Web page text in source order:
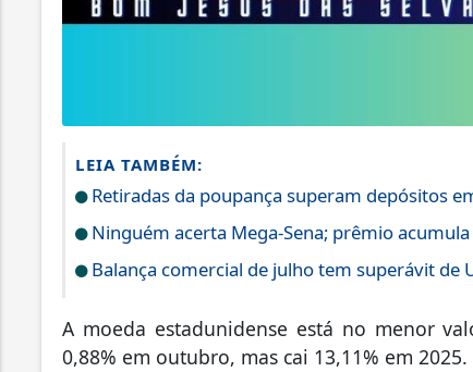
LEIA TAMBÉM:
Retiradas da poupança superam depósitos
Ninguém acerta Mega-Sena; prêmio
Balança comercial de julho tem superávit de
A moeda estadunidense está no menor
0,88% em outubro, mas cai 13,11% em 2025.